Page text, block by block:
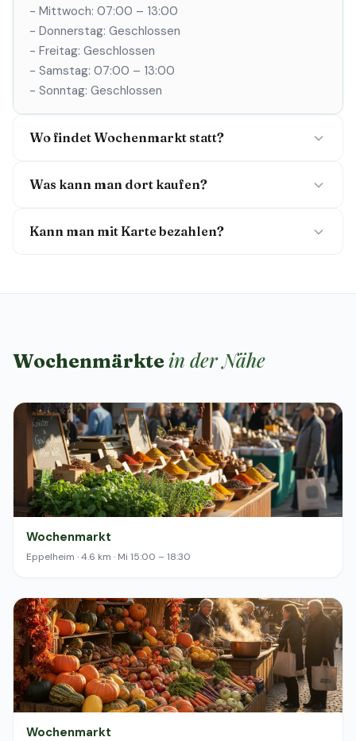
- Mittwoch: 07:00 – 13:00
- Donnerstag: Geschlossen
- Freitag: Geschlossen
- Samstag: 07:00 – 13:00
- Sonntag: Geschlossen
Wo findet Wochenmarkt statt?
Was kann man dort kaufen?
Kann man mit Karte bezahlen?
Wochenmärkte in der Nähe
Wochenmarkt
Eppelheim · 4.6 km · Mi 15:00 – 18:30
Wochenmarkt